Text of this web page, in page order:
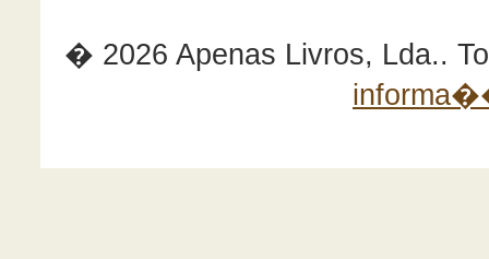
� 2026 Apenas Livros, Lda..